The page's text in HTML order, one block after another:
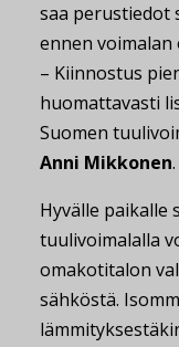
saa perustiedot
ennen
– Kiinnostus
huomattavasti
Suomen
Anni Mikkonen.
Hyvälle paikalle
tuulivoimalalla
omakotitalon
sähköstä.